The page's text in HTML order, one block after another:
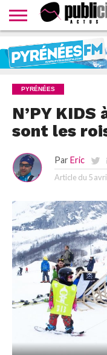
CONTACTER
LA
RÉDACTION
HOMEPAGE
NEWSLETTER
PROPOSER
UN
COMMUNIQUÉ
WEBTV
PUBLICIMESTV
PYRÉNÉES
N’PY
sont les
Par Eric
Article du 5